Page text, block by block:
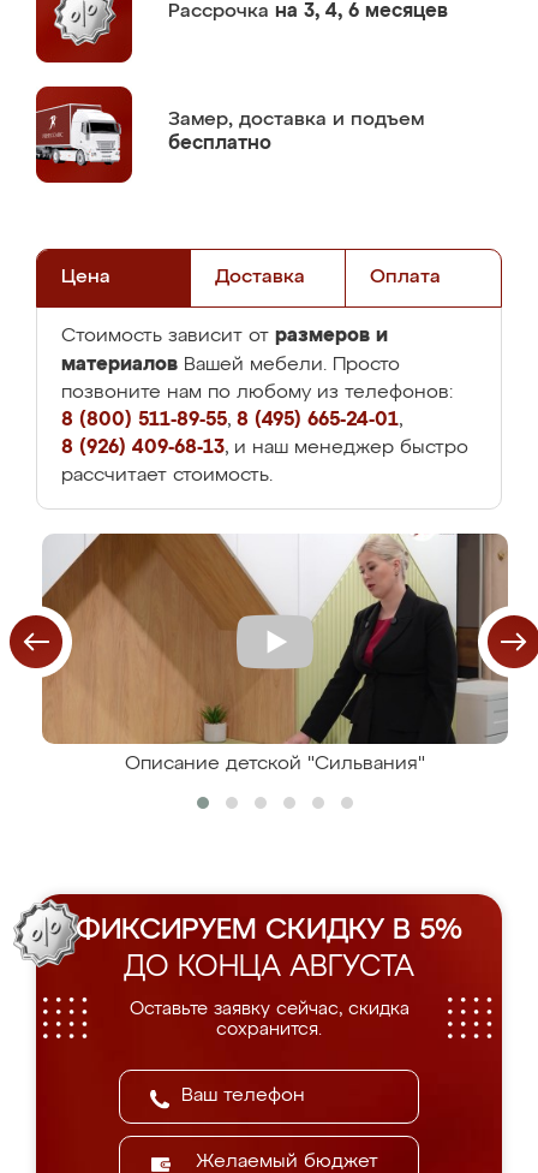
Рассрочка на 3, 4, 6 месяцев
Замер, доставка и подъем
бесплатно
Цена Доставка Оплата
Стоимость зависит от размеров и
материалов Вашей мебели. Просто
позвоните нам по любому из телефонов:
8 (800) 511-89-55, 8 (495) 665-24-01,
8 (926) 409-68-13, и наш менеджер быстро
рассчитает стоимость.
Описание детской "Сильвания"
ФИКСИРУЕМ СКИДКУ В 5%
ДО КОНЦА АВГУСТА
Оставьте заявку сейчас, скидка
сохранится.
Желаемый бюджет